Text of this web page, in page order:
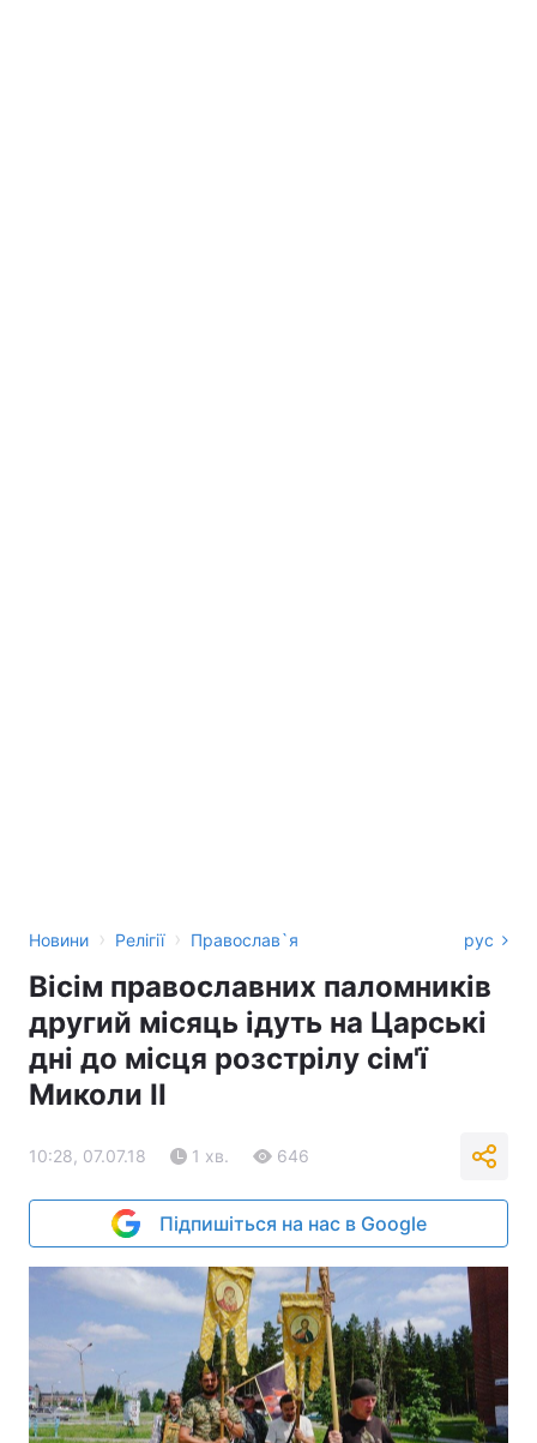
Новини › Релігії › Православ`я рус
Вісім православних паломників
другий місяць ідуть на Царські
дні до місця розстрілу сім'ї
Миколи ІІ
10:28, 07.07.18 1 хв. 646
Підпишіться на нас в Google